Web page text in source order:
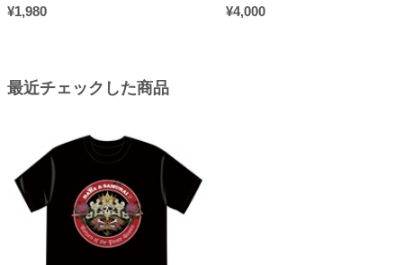
¥1,980 ¥4,000
最近チェックした商品